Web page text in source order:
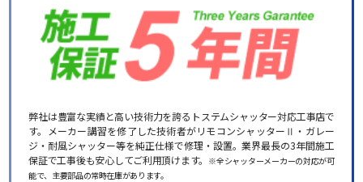
弊社は豊富な実績と高い技術力を誇るトステムシャッター対応工事店で
す。メーカー講習を修了した技術者がリモコンシャッターⅡ・ガレー
ジ・耐風シャッター等を純正仕様で修理・設置。業界最長の3年間施工
保証で工事後も安心してご利用頂けます。 ※全シャッターメーカーの対応が可
能で、主要部品の常時在庫があります。